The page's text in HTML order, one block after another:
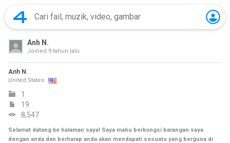
Anh N.
Joined 9 tahun lalu
Anh N.
United States
1
19
8,547
Selamat datang ke halaman saya! Saya mahu berkongsi barangan saya
dengan anda dan berharap anda akan mendapati sesuatu yang berguna di